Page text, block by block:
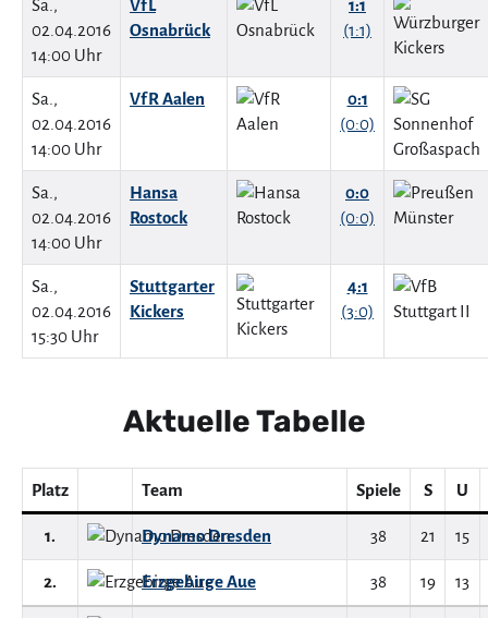
Sa.,
02.04.2016
14:00 Uhr
VfL
Osnabrück
1:1
(1:1)
Sa.,
02.04.2016
14:00 Uhr
VfR Aalen
0:1
(0:0)
Sa.,
02.04.2016
14:00 Uhr
Hansa
Rostock
0:0
(0:0)
Sa.,
02.04.2016
15:30 Uhr
Stuttgarter
Kickers
4:1
(3:0)
Aktuelle Tabelle
Platz Team Spiele S U
1. Dynamo Dresden 38 21 15
2. Erzgebirge Aue 38 19 13